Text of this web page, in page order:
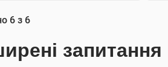
6 з 6
запитання